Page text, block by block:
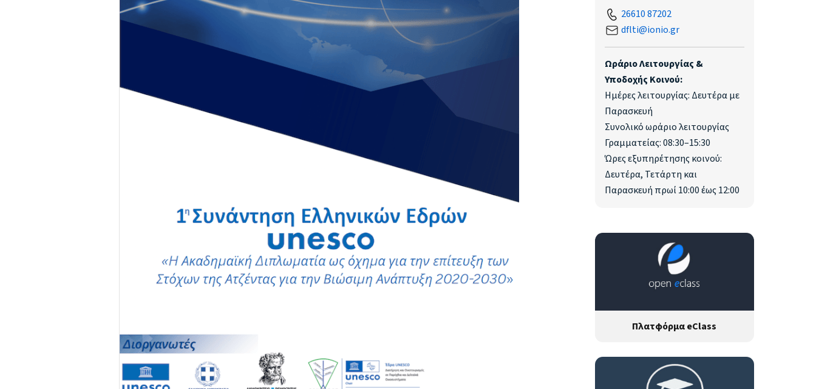
26610 87202
dflti@ionio.gr
Ωράριο Λειτουργίας &
Υποδοχής Κοινού:
Ημέρες λειτουργίας: Δευτέρα με
Παρασκευή
Συνολικό ωράριο λειτουργίας
Γραμματείας: 08:30–15:30
Ώρες εξυπηρέτησης κοινού:
Δευτέρα, Τετάρτη και
Παρασκευή πρωί 10:00 έως 12:00
Πλατφόρμα eClass